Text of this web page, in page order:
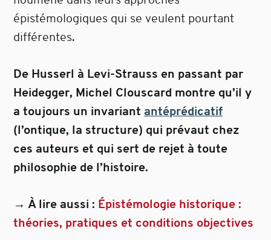
épistémologiques qui se veulent pourtant
différentes.
De Husserl à Levi-Strauss en passant par
Heidegger, Michel Clouscard montre qu’il y
a toujours un invariant antéprédicatif
(l’ontique, la structure) qui prévaut chez
ces auteurs et qui sert de rejet à toute
philosophie de l’histoire.
→ À lire aussi : Épistémologie historique :
théories, pratiques et conditions objectives